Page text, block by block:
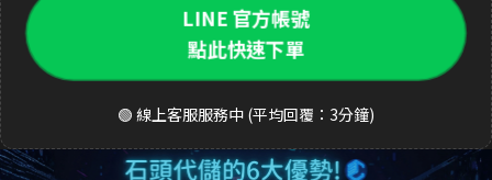
LINE 官方帳號
點此快速下單
🟢 線上客服服務中 (平均回覆：3分鐘)